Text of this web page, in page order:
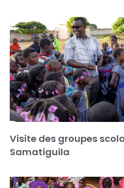
Visite des groupes
Samatiguila